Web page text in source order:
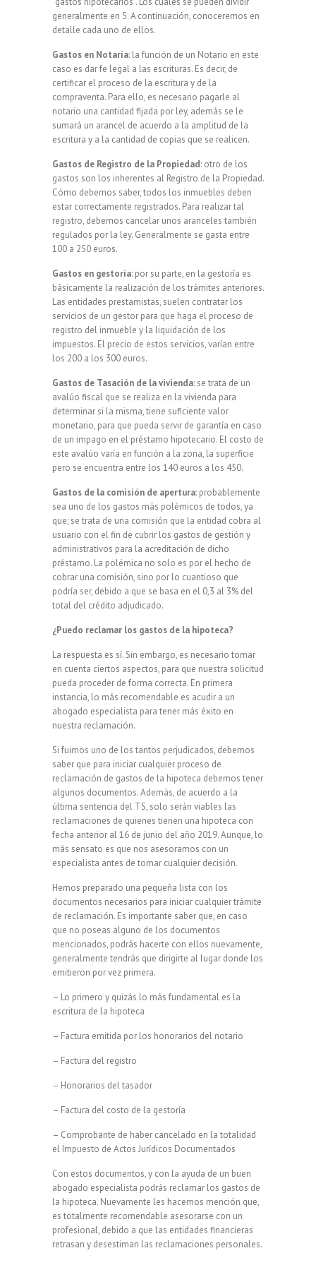
generalmente en 5. A continuación, conoceremos en
detalle cada uno de ellos.
Gastos en Notaría: la función de un Notario en este
caso es dar fe legal a las escrituras. Es decir, de
certificar el proceso de la escritura y de la
compraventa. Para ello, es necesario pagarle al
notario una cantidad fijada por ley, además se le
sumará un arancel de acuerdo a la amplitud de la
escritura y a la cantidad de copias que se realicen.
Gastos de Registro de la Propiedad: otro de los
gastos son los inherentes al Registro de la Propiedad.
Cómo debemos saber, todos los inmuebles deben
estar correctamente registrados. Para realizar tal
registro, debemos cancelar unos aranceles también
regulados por la ley. Generalmente se gasta entre
100 a 250 euros.
Gastos en gestoría: por su parte, en la gestoría es
básicamente la realización de los trámites anteriores.
Las entidades prestamistas, suelen contratar los
servicios de un gestor para que haga el proceso de
registro del inmueble y la liquidación de los
impuestos. El precio de estos servicios, varían entre
los 200 a los 300 euros.
Gastos de Tasación de la vivienda: se trata de un
avalúo fiscal que se realiza en la vivienda para
determinar si la misma, tiene suficiente valor
monetario, para que pueda servir de garantía en caso
de un impago en el préstamo hipotecario. El costo de
este avalúo varía en función a la zona, la superficie
pero se encuentra entre los 140 euros a los 450.
Gastos de la comisión de apertura: probablemente
sea uno de los gastos más polémicos de todos, ya
que; se trata de una comisión que la entidad cobra al
usuario con el fin de cubrir los gastos de gestión y
administrativos para la acreditación de dicho
préstamo. La polémica no solo es por el hecho de
cobrar una comisión, sino por lo cuantioso que
podría ser, debido a que se basa en el 0,3 al 3% del
total del crédito adjudicado.
¿Puedo reclamar los gastos de la hipoteca?
La respuesta es sí. Sin embargo, es necesario tomar
en cuenta ciertos aspectos, para que nuestra solicitud
pueda proceder de forma correcta. En primera
instancia, lo más recomendable es acudir a un
abogado especialista para tener más éxito en
nuestra reclamación.
Si fuimos uno de los tantos perjudicados, debemos
saber que para iniciar cualquier proceso de
reclamación de gastos de la hipoteca debemos tener
algunos documentos. Además, de acuerdo a la
última sentencia del TS, solo serán viables las
reclamaciones de quienes tienen una hipoteca con
fecha anterior al 16 de junio del año 2019. Aunque, lo
más sensato es que nos asesoramos con un
especialista antes de tomar cualquier decisión.
Hemos preparado una pequeña lista con los
documentos necesarios para iniciar cualquier trámite
de reclamación. Es importante saber que, en caso
que no poseas alguno de los documentos
mencionados, podrás hacerte con ellos nuevamente,
generalmente tendrás que dirigirte al lugar donde los
emitieron por vez primera.
– Lo primero y quizás lo más fundamental es la
escritura de la hipoteca
– Factura emitida por los honorarios del notario
– Factura del registro
– Honorarios del tasador
– Factura del costo de la gestoría
– Comprobante de haber cancelado en la totalidad
el Impuesto de Actos Jurídicos Documentados
Con estos documentos, y con la ayuda de un buen
abogado especialista podrás reclamar los gastos de
la hipoteca. Nuevamente les hacemos mención que,
es totalmente recomendable asesorarse con un
profesional, debido a que las entidades financieras
retrasan y desestiman las reclamaciones personales.